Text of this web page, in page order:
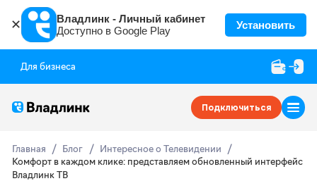
✕
Владлинк - Личный кабинет
Доступно в Google Play
Установить
Для бизнеса
Подключиться
Главная Блог
Интересное о Телевидении
Комфорт в каждом клике: представляем обновленный интерфейс
Владлинк ТВ